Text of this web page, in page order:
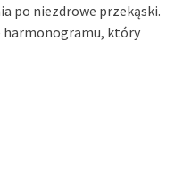
po niezdrowe przekąski.
który